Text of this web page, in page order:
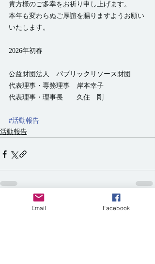
貴方様のご多幸をお祈り申し上げます。
本年も変わらぬご厚誼を賜りますようお願い
いたします。
2026年初春
公益財団法人　パブリックリソース財団
代表理事・専務理事　岸本幸子
代表理事・理事長　　久住　剛
#活動報告
活動報告
最新記事 すべて表示
Email Facebook